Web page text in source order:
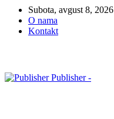
Subota, avgust 8, 2026
O nama
Kontakt
Publisher -